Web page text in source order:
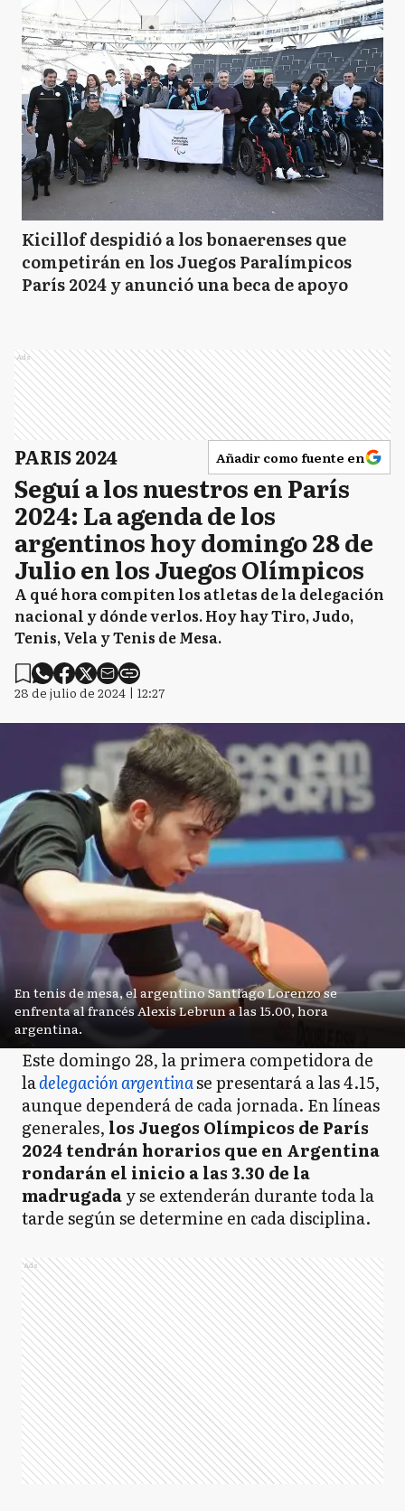
Kicillof despidió a los bonaerenses que
competirán en los Juegos Paralímpicos
París 2024 y anunció una beca de apoyo
Ads
PARIS 2024 Añadir como fuente en
Seguí a los nuestros en París
2024: La agenda de los
argentinos hoy domingo 28 de
Julio en los Juegos Olímpicos
A qué hora compiten los atletas de la delegación
nacional y dónde verlos. Hoy hay Tiro, Judo,
Tenis, Vela y Tenis de Mesa.
28 de julio de 2024 | 12:27
En tenis de mesa, el argentino Santiago Lorenzo se
enfrenta al francés Alexis Lebrun a las 15.00, hora
argentina.
Este domingo 28, la primera competidora de
ladelegación argentinase presentará a las 4.15,
aunque dependerá de cada jornada. En líneas
generales, los Juegos Olímpicos de París
2024 tendrán horarios que en Argentina
rondarán el inicio a las 3.30 de la
madrugaday se extenderán durante toda la
tarde según se determine en cada disciplina.
Ads